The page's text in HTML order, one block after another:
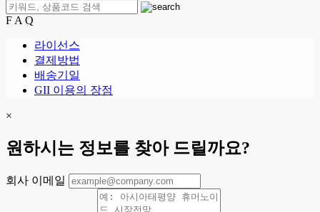
F A Q
라이선스
결제방법
배송기일
GII 이용의 장점
×
원하시는 정보를 찾아 드릴까요?
회사 이메일